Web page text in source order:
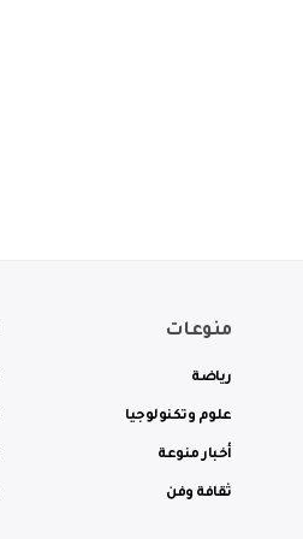
منوعات
رياضة
علوم وتكنولوجيا
أخبار منوعة
ثقافة وفن